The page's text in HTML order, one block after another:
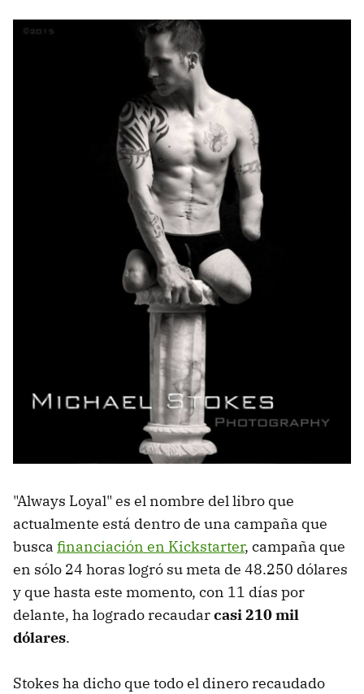
"Always Loyal" es el nombre del libro que
actualmente está dentro de una campaña que
busca financiación en Kickstarter, campaña que
en sólo 24 horas logró su meta de 48.250 dólares
y que hasta este momento, con 11 días por
delante, ha logrado recaudarcasi 210 mil
dólares.
Stokes ha dicho que todo el dinero recaudado